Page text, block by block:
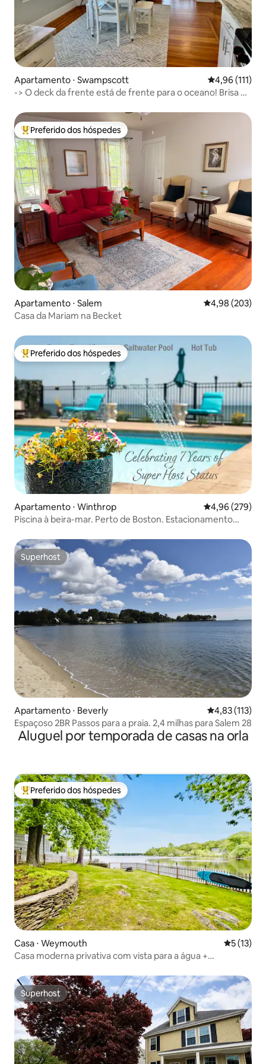
Apartamento ⋅ Swampscott 4,96 de uma
4,96 (111)
-> O deck da frente está de frente para o oceano! Brisa do
Entre os melhores preferidos dos hóspedes
Preferido dos hóspedes
Apartamento ⋅ Salem 4,98 de uma
4,98 (203)
Casa da Mariam na Becket
Entre os melhores preferidos dos hóspedes
Preferido dos hóspedes
Apartamento ⋅ Winthrop 4,96 de uma
4,96 (279)
Piscina à beira-mar. Perto de Boston. Estacionamento
Superhost
Superhost
Apartamento ⋅ Beverly 4,83 de uma
4,83 (113)
Espaçoso 2BR Passos para a praia. 2,4 milhas para Salem 28
Aluguel por temporada de casas na orla
Entre os melhores preferidos dos hóspedes
Preferido dos hóspedes
Casa ⋅ Weymouth 5 de uma
5 (13)
Casa moderna privativa com vista para a água +
Superhost
Superhost